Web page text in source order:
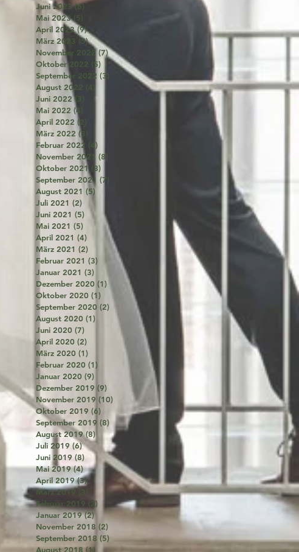
Juni 2023 (6)6 Beiträge
Mai 2023 (5)
April 2023 (9)9 Beiträge
März 2023 (5)5 Beiträge
November 2022 (7)7 Beiträge
Oktober 2022 (5) 5 Beiträge
September 2022 (3)
3 Beiträge
August 2022 (4)
Juni 2022 (3)
Mai 2022 (4)
April 2022 (2)
März 2022 (3)
Februar 2022 (4)
November 2021 (8)
Oktober 2021 (8)
September 2021 (7)
August 2021 (5)
Juli 2021 (2) 2 Beiträge
Juni 2021 (5) 5 Beiträge
Mai 2021 (5) 5 Beiträge
April 2021 (4) 4 Beiträge
März 2021 (2) 2 Beiträge
Februar 2021 (3) 3 Beiträge
Januar 2021 (3) 3 Beiträge
Dezember 2020 (1)1 Beitrag
Oktober 2020 (1) 1 Beitrag
September 2020 (2) 2 Beiträge
August 2020 (1) 1 Beitrag
Juni 2020 (7) 7 Beiträge
April 2020 (2) 2 Beiträge
März 2020 (1)
Februar 2020 (1)
Januar 2020 (9)
Dezember 2019 (9)
November 2019 (10) 10 Beiträge
Oktober 2019 (6) 6 Beiträge
September 2019 (8) 8 Beiträge
August 2019 (8) 8 Beiträge
Juli 2019 (6)6 Beiträge
Juni 2019 (8)8 Beiträge
Mai 2019 (4)4 Beiträge
April 2019 (3)3 Beiträge
März 2019 (3) 3 Beiträge
Februar 2019 (2) 2 Beiträge
Januar 2019 (2)2 Beiträge
November 2018 (2)
September 2018 (5) 5 Beiträge
August 2018 (1) 1 Beitrag